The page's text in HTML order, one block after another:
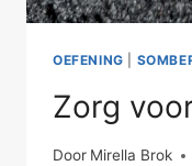
OEFENING
Zorg
Door Mirella Brok